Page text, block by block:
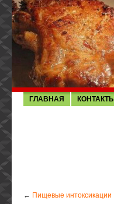
ГЛАВНАЯ КОНТАКТЫ
← Пищевые интоксикации